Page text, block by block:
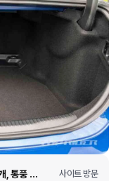
벤츠 C클래스 풀체인지 국내 옵션부터 공개, 통풍 시트까지 기본 사이트 방문